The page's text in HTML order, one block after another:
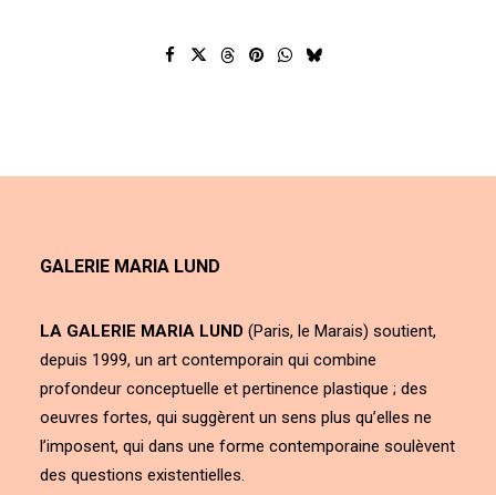
GALERIE MARIA LUND
LA GALERIE MARIA LUND (Paris, le Marais) soutient,
depuis 1999, un art contemporain qui combine
profondeur conceptuelle et pertinence plastique ; des
oeuvres fortes, qui suggèrent un sens plus qu’elles ne
l’imposent, qui dans une forme contemporaine soulèvent
des questions existentielles.